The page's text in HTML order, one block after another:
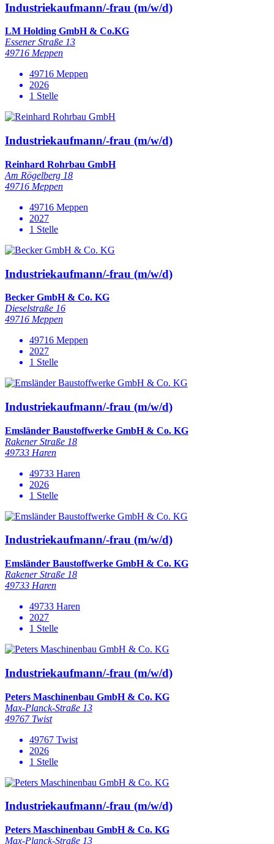
Industriekaufmann/-frau (m/w/d)
LM Holding GmbH & Co.KG
Essener Straße 13
49716 Meppen
49716 Meppen
2026
1 Stelle
Industriekaufmann/-frau (m/w/d)
Reinhard Rohrbau GmbH
Am Rögelberg 18
49716 Meppen
49716 Meppen
2027
1 Stelle
Industriekaufmann/-frau (m/w/d)
Becker GmbH & Co. KG
Dieselstraße 16
49716 Meppen
49716 Meppen
2027
1 Stelle
Industriekaufmann/-frau (m/w/d)
Emsländer Baustoffwerke GmbH & Co. KG
Rakener Straße 18
49733 Haren
49733 Haren
2026
1 Stelle
Industriekaufmann/-frau (m/w/d)
Emsländer Baustoffwerke GmbH & Co. KG
Rakener Straße 18
49733 Haren
49733 Haren
2027
1 Stelle
Industriekaufmann/-frau (m/w/d)
Peters Maschinenbau GmbH & Co. KG
Max-Planck-Straße 13
49767 Twist
49767 Twist
2026
1 Stelle
Industriekaufmann/-frau (m/w/d)
Peters Maschinenbau GmbH & Co. KG
Max-Planck-Straße 13